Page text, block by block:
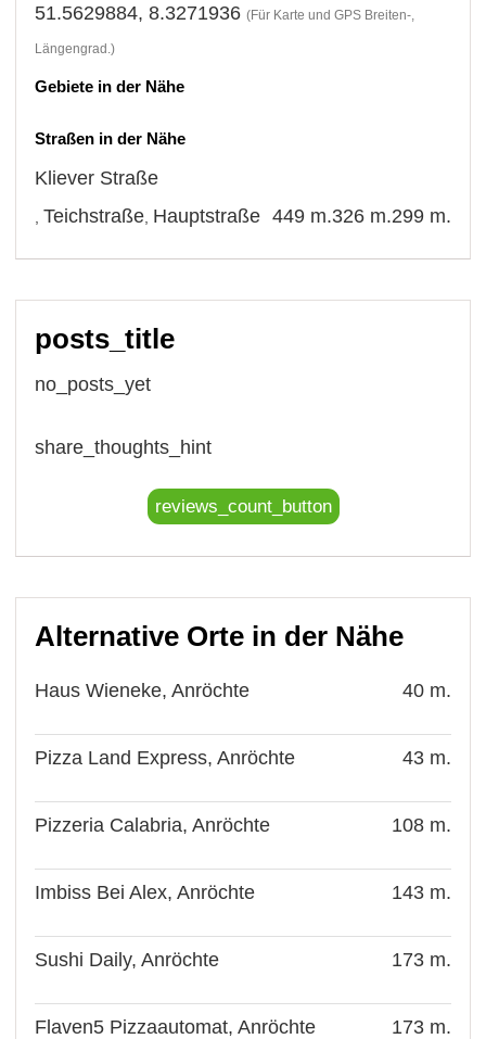
51.5629884, 8.3271936 (Für Karte und GPS Breiten-,
Längengrad.)
Gebiete in der Nähe
Straßen in der Nähe
Kliever Straße
299 m.
,Teichstraße 326 m.
Hauptstraße 449 m.
posts_title
no_posts_yet
share_thoughts_hint
reviews_count_button
Alternative Orte in der Nähe
Haus Wieneke, Anröchte 40 m.
Pizza Land Express, Anröchte 43 m.
Pizzeria Calabria, Anröchte 108 m.
Imbiss Bei Alex, Anröchte 143 m.
Sushi Daily, Anröchte 173 m.
Flaven5 Pizzaautomat, Anröchte 173 m.